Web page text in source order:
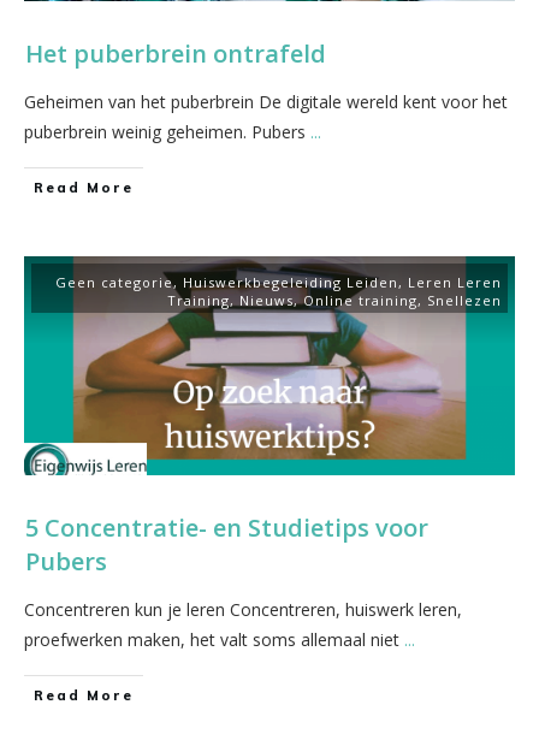
Het puberbrein ontrafeld
Geheimen van het puberbrein De digitale wereld kent voor het
puberbrein weinig geheimen. Pubers ...
​Read More
Geen categorie, Huiswerkbegeleiding Leiden , Leren Leren
Training, Nieuws,Online training, Snellezen
5 Concentratie- en Studietips voor
Pubers
Concentreren kun je leren Concentreren, huiswerk leren,
proefwerken maken, het valt soms allemaal niet ...
​Read More